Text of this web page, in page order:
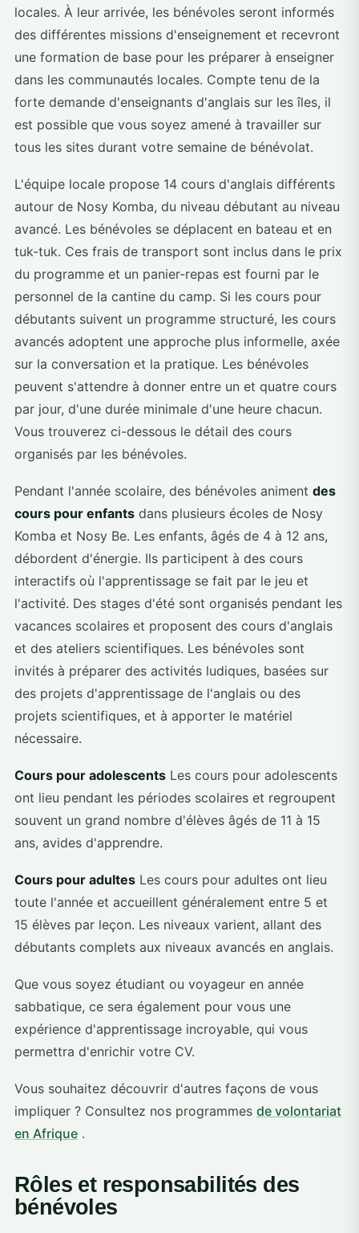
locales. À leur arrivée, les bénévoles seront informés
des différentes missions d'enseignement et recevront
une formation de base pour les préparer à enseigner
dans les communautés locales. Compte tenu de la
forte demande d'enseignants d'anglais sur les îles, il
est possible que vous soyez amené à travailler sur
tous les sites durant votre semaine de bénévolat.
L'équipe locale propose 14 cours d'anglais différents
autour de Nosy Komba, du niveau débutant au niveau
avancé. Les bénévoles se déplacent en bateau et en
tuk-tuk. Ces frais de transport sont inclus dans le prix
du programme et un panier-repas est fourni par le
personnel de la cantine du camp. Si les cours pour
débutants suivent un programme structuré, les cours
avancés adoptent une approche plus informelle, axée
sur la conversation et la pratique. Les bénévoles
peuvent s'attendre à donner entre un et quatre cours
par jour, d'une durée minimale d'une heure chacun.
Vous trouverez ci-dessous le détail des cours
organisés par les bénévoles.
Pendant l'année scolaire, des bénévoles animent des
cours pour enfants dans plusieurs écoles de Nosy
Komba et Nosy Be. Les enfants, âgés de 4 à 12 ans,
débordent d'énergie. Ils participent à des cours
interactifs où l'apprentissage se fait par le jeu et
l'activité. Des stages d'été sont organisés pendant les
vacances scolaires et proposent des cours d'anglais
et des ateliers scientifiques. Les bénévoles sont
invités à préparer des activités ludiques, basées sur
des projets d'apprentissage de l'anglais ou des
projets scientifiques, et à apporter le matériel
nécessaire.
Cours pour adolescents Les cours pour adolescents
ont lieu pendant les périodes scolaires et regroupent
souvent un grand nombre d'élèves âgés de 11 à 15
ans, avides d'apprendre.
Cours pour adultes Les cours pour adultes ont lieu
toute l'année et accueillent généralement entre 5 et
15 élèves par leçon. Les niveaux varient, allant des
débutants complets aux niveaux avancés en anglais.
Que vous soyez étudiant ou voyageur en année
sabbatique, ce sera également pour vous une
expérience d'apprentissage incroyable, qui vous
permettra d'enrichir votre CV.
Vous souhaitez découvrir d'autres façons de vous
impliquer ? Consultez nos programmes de volontariat
en Afrique .
Rôles et responsabilités des
bénévoles